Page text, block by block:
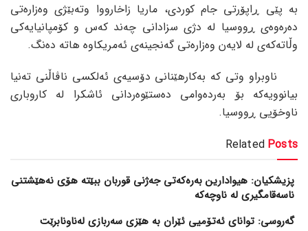
بە پێی ڕاپۆرتی جام کوردی، ماریا زاخارووا وتەبێژی وەزارەتی
دەرەوەی ڕووسیا لە دژی سزادانی چەند کەس و کۆمپانیایەکی
وڵاتەکەی لە لایەن وەزارەتی گەنجینەی ئەمریکاوە هاتە دەنگ.
ناوبراو وتی کە بەکارهێنانی دۆسیەی ئەلکسی ناڤاڵنی تەنیا
بیانوویەکە بۆ بەردەوامی دەستێوەردانی ئاشکرا لە کاروباری
ناوخۆیی ڕووسیا.
Related Posts
پزیشکیان: هیوادارین بەرەکەتی جەژنی قوربان ببێتە هۆی نەهێشتنی
ناسەقامگیری لە ناوچەکە
گەروسی: توانای ئەتۆمیی ئێران بە هێزی سەربازی لەناونابرێت